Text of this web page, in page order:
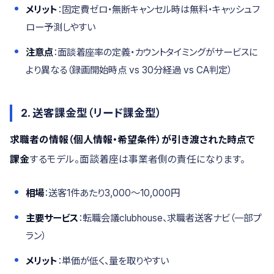
メリット ：固定費ゼロ・無断キャンセル時は無料・キャッシュフ
ロー予測しやすい
注意点 ：面談着座率の定義・カウントタイミングがサービスに
より異なる（録画開始時点 vs 30分経過 vs CA判定）
2. 送客課金型（リード課金型）
求職者の情報（個人情報・希望条件）が引き渡された時点で
課金するモデル。面談着座は事業者側の責任になります。
相場：送客1件あたり3,000〜10,000円
主要サービス ：転職会議clubhouse、求職者送客ナビ（一部プ
ラン）
メリット ：単価が低く、量を取りやすい